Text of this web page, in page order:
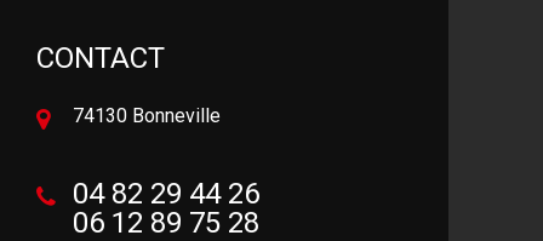
CONTACT
74130 Bonneville
04 82 29 44 26
06 12 89 75 28